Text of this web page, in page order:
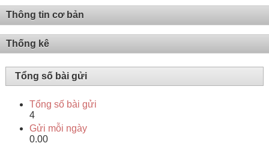
Thông tin cơ bản
Thống kê
Tổng số bài gửi
Tổng số bài gửi
4
Gửi mỗi ngày
0.00